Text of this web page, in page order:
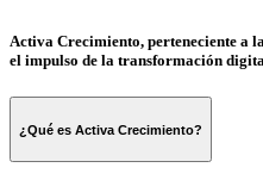
Activa Crecimiento, perteneciente a
el impulso de la transformación
¿Qué es Activa Crecimiento?